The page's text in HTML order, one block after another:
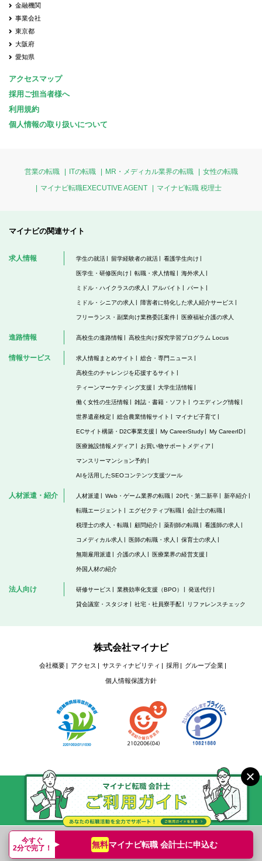
今すぐ
2分で完了！
無料マイナビ転職 会計士に申込む
金融機関
事業会社
東京都
大阪府
愛知県
アクセスマップ
採用ご担当者様へ
利用規約
個人情報の取り扱いについて
営業の転職 ITの転職 MR・メディカル業界の転職
女性の転職
マイナビ転職EXECUTIVE AGENT
マイナビ転職 税理士
マイナビの関連サイト
求人情報 学生の就活 留学経験者の就活 看護学生向け
医学生・研修医向け 転職・求人情報 海外求人
ミドル・ハイクラスの求人 アルバイト パート
ミドル・シニアの求人 障害者に特化した求人紹介サービス
フリーランス・副業向け業務委託案件 医療福祉介護の求人
進路情報 高校生の進路情報 高校生向け探究学習プログラム Locus
情報サービス 求人情報まとめサイト 総合・専門ニュース
高校生のチャレンジを応援するサイト
ティーンマーケティング支援 大学生活情報
働く女性の生活情報 雑誌・書籍・ソフト ウエディング情報
世界遺産検定 総合農業情報サイト マイナビ子育て
ECサイト構築・D2C事業支援 My CareerStudy My CareerID
医療施設情報メディア お買い物サポートメディア
マンスリーマンション予約
AIを活用したSEOコンテンツ支援ツール
人材派遣・紹介 人材派遣 Web・ゲーム業界の転職 20代・第二新卒 新卒紹介
転職エージェント エグゼクティブ転職 会計士の転職
税理士の求人・転職 顧問紹介 薬剤師の転職 看護師の求人
コメディカル求人 医師の転職・求人 保育士の求人
無期雇用派遣 介護の求人 医療業界の経営支援
外国人材の紹介
法人向け 研修サービス 業務効率化支援（BPO） 発送代行
貸会議室・スタジオ 社宅・社員寮手配 リファレンスチェック
株式会社マイナビ
会社概要 アクセス サスティナビリティ 採用 グループ企業
個人情報保護方針
Copyright © Mynavi Corporation